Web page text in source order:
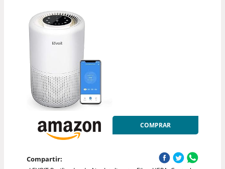
COMPRAR
Compartir: